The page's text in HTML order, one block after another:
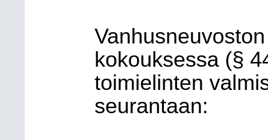
kokouksessa (§
toimielinten
seurantaan: